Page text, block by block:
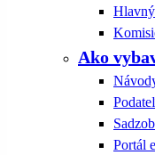
Ako
Portál